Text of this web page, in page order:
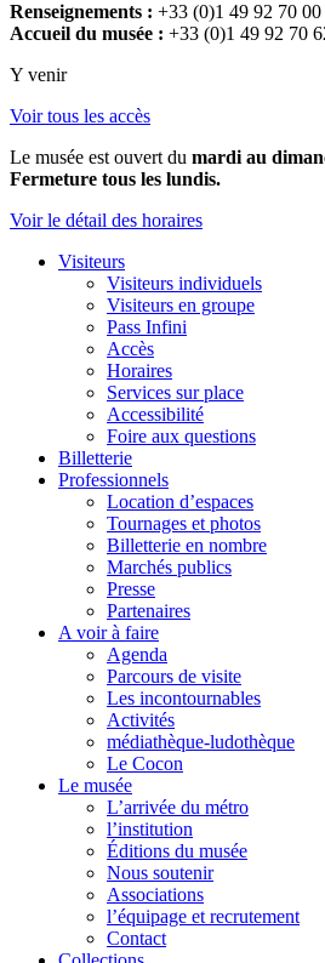
Renseignements : +33 (0)1 49 92 70 00
Accueil du musée : +33 (0)1 49 92 70
Y venir
Voir tous les accès
Le musée est ouvert du mardi au
Fermeture tous les lundis.
Voir le détail des horaires
Visiteurs
Visiteurs individuels
Visiteurs en groupe
Pass Infini
Accès
Horaires
Services sur place
Accessibilité
Foire aux questions
Billetterie
Professionnels
Location d’espaces
Tournages et photos
Billetterie en nombre
Marchés publics
Presse
Partenaires
A voir à faire
Agenda
Parcours de visite
Les incontournables
Activités
médiathèque-ludothèque
Le Cocon
Le musée
L’arrivée du métro
l’institution
Éditions du musée
Nous soutenir
Associations
l’équipage et recrutement
Contact